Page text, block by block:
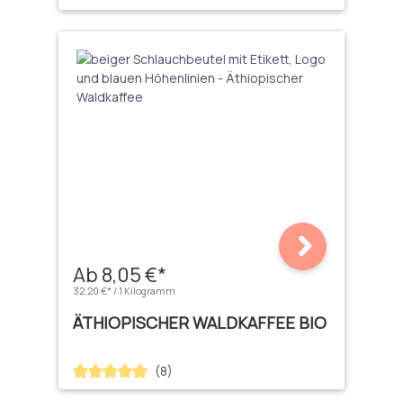
Ab 8,05 €*
32,20 €* / 1 Kilogramm
ÄTHIOPISCHER WALDKAFFEE BIO
Durchschnittliche Bewertung von 4.88 von 5 Sternen
(8)